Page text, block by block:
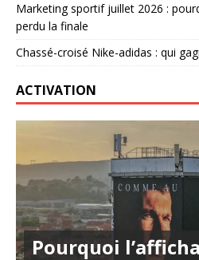
Marketing sportif juillet 2026 :
perdu la finale
Chassé-croisé Nike-adidas : qui
ACTIVATION
Pourquoi